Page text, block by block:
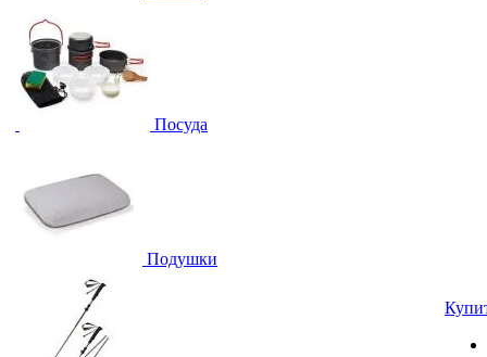
Посуда
Подушки